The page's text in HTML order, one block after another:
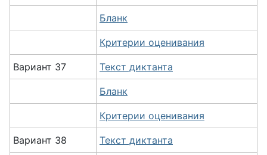
Бланк
Критерии оценивания
Вариант 37 Текст диктанта
Бланк
Критерии оценивания
Вариант 38 Текст диктанта